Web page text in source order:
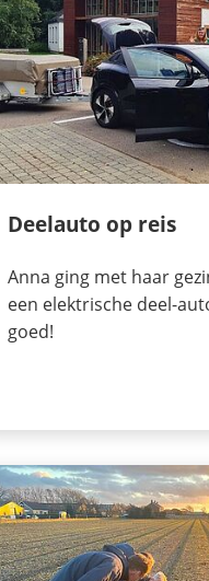
Deelauto op reis
Anna ging met haar
een elektrische deel-
goed!